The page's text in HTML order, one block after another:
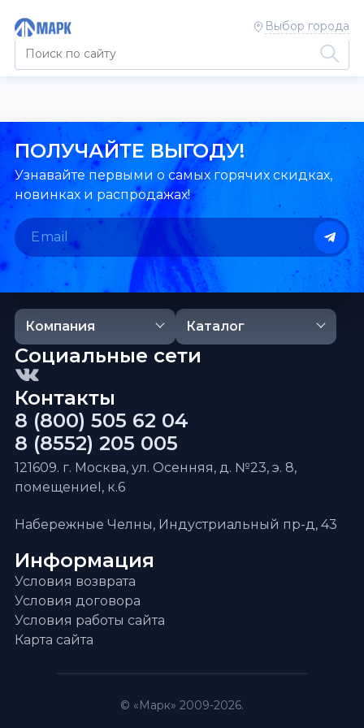
Выбор города
ПОЛУЧАЙТЕ ВЫГОДУ!
Узнавайте первыми о самых горячих скидках,
новинках и распродажах!
Компания Каталог
Информация
Условия возврата
Условия договора
Условия работы сайта
Карта сайта
Контакты
8 (800) 505 62 04
8 (8552) 205 005
121609. г. Москва, ул. Осенняя, д. №23, э. 8,
помещениеI, к.6
Набережные Челны, Индустриальный пр-д, 43
Социальные сети
© «Марк» 2009-2026.